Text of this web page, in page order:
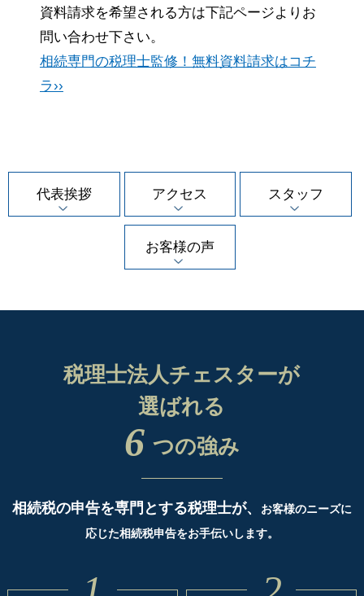
資料請求を希望される方は下記ページよりお
問い合わせ下さい。
相続専門の税理士監修！無料資料請求はコチ
ラ››
代表挨拶 アクセス スタッフ
お客様の声
税理士法人チェスターが
選ばれる
6 つの強み
相続税の申告を専門とする税理士が、
お客様のニーズに
応じた相続税申告をお手伝いします。